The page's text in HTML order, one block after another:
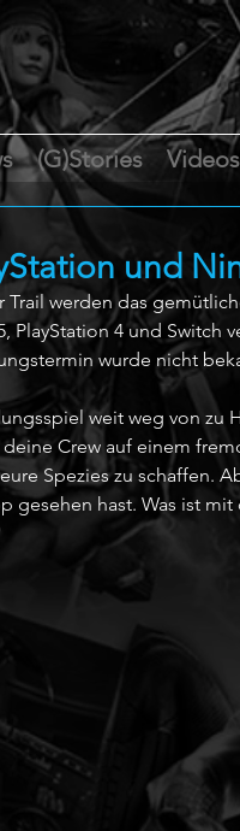
(G)Stories Videos
und
Trail werden das
PlayStation 4 und Switch
wurde nicht
weit weg von zu
Crew auf einem
Spezies zu schaffen.
gesehen hast. Was ist